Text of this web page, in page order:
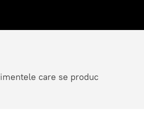
care se produc